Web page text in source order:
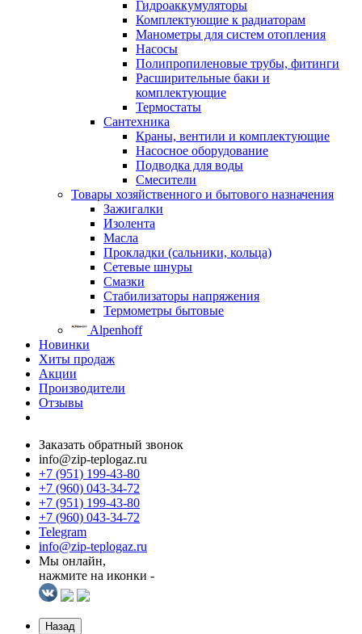
Гидроаккумуляторы
Комплектующие к радиаторам
Манометры для систем отопления
Насосы
Полипропиленовые трубы, фитинги
Расширительные баки и
комплектующие
Термостаты
Сантехника
Краны, вентили и комплектующие
Насосное оборудование
Подводка для воды
Смесители
Товары хозяйственного и бытового назначения
Зажигалки
Изолента
Масла
Прокладки (сальники, кольца)
Сетевые шнуры
Смазки
Стабилизаторы напряжения
Термометры бытовые
Alpenhoff
Новинки
Хиты продаж
Акции
Производители
Отзывы
Заказать обратный звонок
info@zip-teplogaz.ru
+7 (951) 199-43-80
+7 (960) 043-34-72
+7 (951) 199-43-80
+7 (960) 043-34-72
Telegram
info@zip-teplogaz.ru
Мы онлайн,
нажмите на иконки -
Назад